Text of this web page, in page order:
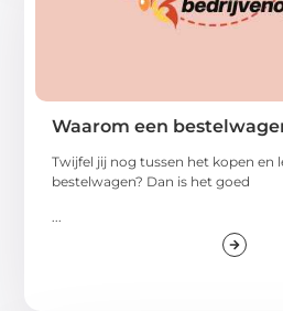
Waarom een
Twijfel jij nog tussen het kopen en
bestelwagen? Dan is het goed
...